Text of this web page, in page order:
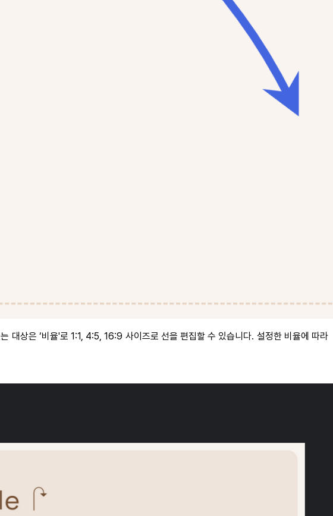
대상은 ‘비율'로 1:1, 4:5, 16:9 사이즈로 선을 편집할 수 있습니다. 설정한 비율에 따라